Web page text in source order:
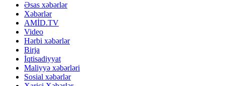
Əsas xəbərlər
Xəbərlər
AMİD.TV
Video
Hərbi xəbərlər
Birja
İqtisadiyyat
Maliyyə xəbərləri
Sosial xəbərlər